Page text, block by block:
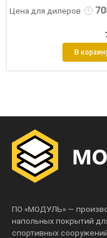
Цена для дилеров
В
ПО «МОДУЛЬ» —
напольных покрытий
спортивных